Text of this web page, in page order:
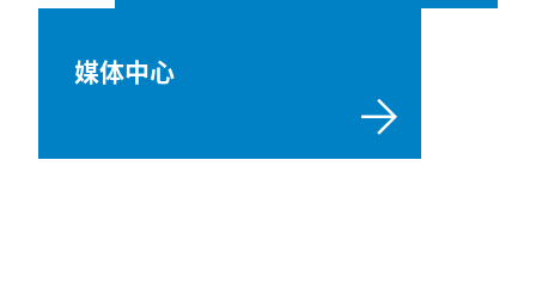
媒体中心